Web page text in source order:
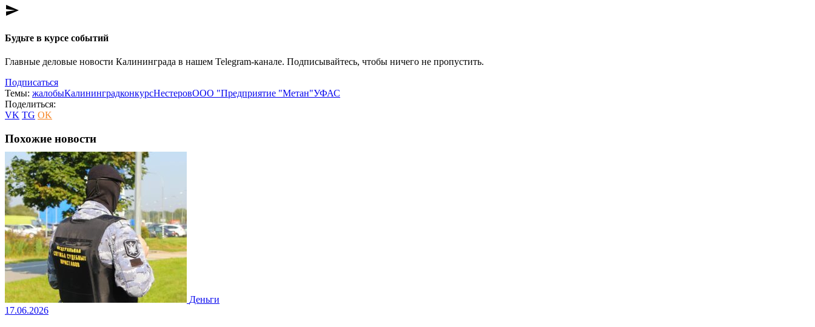
send
Будьте в курсе событий
Главные деловые новости Калининграда в нашем Telegram-канале. Подписывайтесь, чтобы ничего не пропустить.
Подписаться
Темы: жалобыКалининградконкурсНестеровООО "Предприятие "Метан"УФАС
Поделиться:
VK TG OK
Похожие новости
Деньги
17.06.2026